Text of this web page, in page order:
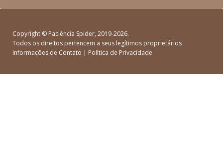
Copyright © Paciência Spider, 2019-2026.
Todos os direitos pertencem a seus legítimos proprietários
Informações de Contato | Política de Privacidade